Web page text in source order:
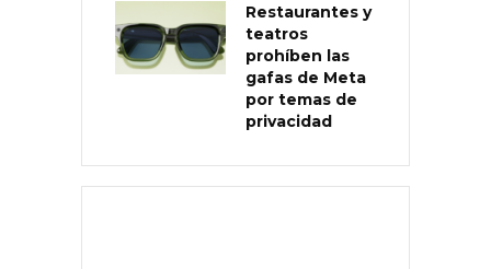
Restaurantes y
teatros
prohíben las
gafas de Meta
por temas de
privacidad